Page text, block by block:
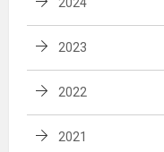
2023
2022
2021